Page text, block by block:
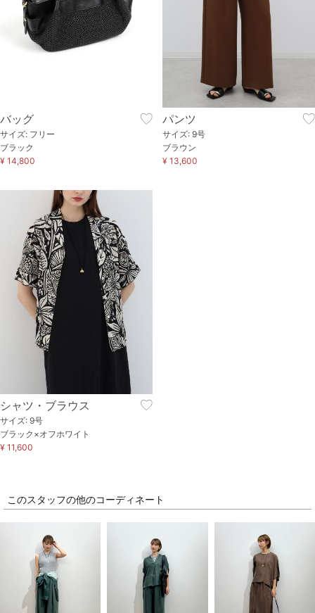
バッグ
サイズ: フリー
ブラック
¥ 14,800
パンツ
サイズ: 9号
ブラウン
¥ 13,600
シャツ・ブラウス
サイズ: 9号
ブラック×オフホワイト
¥ 11,600
このスタッフの他のコーディネート